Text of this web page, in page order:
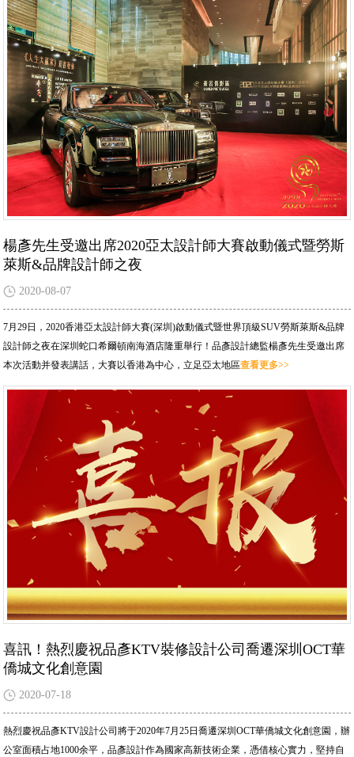
楊彥先生受邀出席2020亞太設計師大賽啟動儀式暨勞斯
萊斯&品牌設計師之夜
2020-08-07
7月29日，2020香港亞太設計師大賽(深圳)啟動儀式暨世界頂級SUV勞斯萊斯&品牌
設計師之夜在深圳蛇口希爾頓南海酒店隆重舉行！品彥設計總監楊彥先生受邀出席
本次活動并發表講話，大賽以香港為中心，立足亞太地區查看更多>>
喜訊！熱烈慶祝品彥KTV裝修設計公司喬遷深圳OCT華
僑城文化創意園
2020-07-18
熱烈慶祝品彥KTV設計公司將于2020年7月25日喬遷深圳OCT華僑城文化創意園，辦
公室面積占地1000余平，品彥設計作為國家高新技術企業，憑借核心實力，堅持自